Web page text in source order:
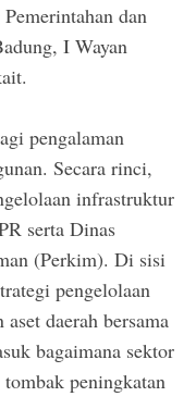
dan
I Wayan
pengalaman
Secara rinci,
infrastruktur
serta Dinas
(Perkim). Di sisi
pengelolaan
daerah bersama
bagaimana sektor
peningkatan